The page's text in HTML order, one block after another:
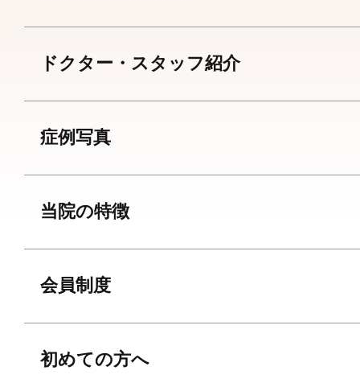
ドクター・スタッフ紹介
症例写真
当院の特徴
会員制度
初めての方へ